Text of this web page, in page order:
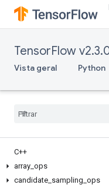
TensorFlow
Vista geral Python
C++
array ops
candidate sampling ops